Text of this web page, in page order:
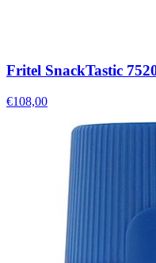
Fritel SnackTastic
€108,00